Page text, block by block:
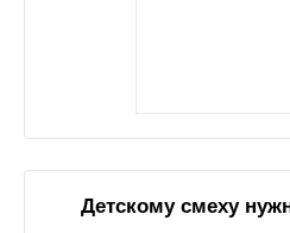
Детскому смеху